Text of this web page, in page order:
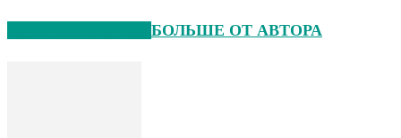
БОЛЬШЕ ОТ АВТОРА